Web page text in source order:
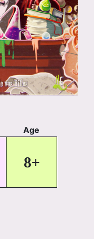
Age
8+